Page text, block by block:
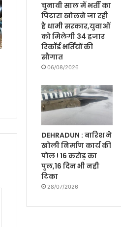
चुनावी साल में भर्ती का
पिटारा खोलने जा रही
है धामी सरकार,युवाओं
को मिलेगी 34 हजार
रिकॉर्ड भर्तियों की
सौगात
06/08/2026
DEHRADUN : बारिश ने
खोली निर्माण कार्य की
पोल ! 16 करोड़ का
पुल,16 दिन भी नही
टिका
28/07/2026